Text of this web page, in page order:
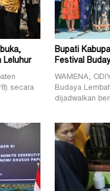
Leluhur
secara
Bupati
Festival
WAMENA,
Budaya
dijadwalkan